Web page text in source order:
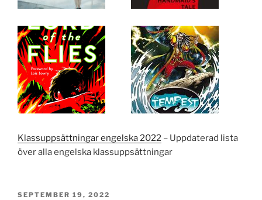
Klassuppsättningar engelska 2022 – Uppdaterad lista
över alla engelska klassuppsättningar
PUBLICERAT
SEPTEMBER 19, 2022